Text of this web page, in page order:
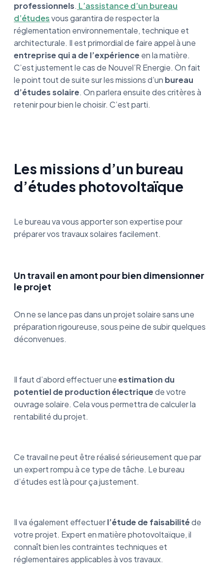
professionnels. L’assistance d’un bureau
d’étudesvous garantira de respecter la
réglementation environnementale, technique et
architecturale. Il est primordial de faire appel à une
entreprise qui a de l’expérience en la matière.
C’est justement le cas de Nouvel’R Energie. On fait
le point tout de suite sur les missions d’un bureau
d’études solaire. On parlera ensuite des critères à
retenir pour bien le choisir. C’est parti.
Les missions d’un bureau
d’études photovoltaïque
Le bureau va vous apporter son expertise pour
préparer vos travaux solaires facilement.
Un travail en amont pour bien dimensionner
le projet
On ne se lance pas dans un projet solaire sans une
préparation rigoureuse, sous peine de subir quelques
déconvenues.
Il faut d’abord effectuer uneestimation du
potentiel de production électriquede votre
ouvrage solaire. Cela vous permettra de calculer la
rentabilité du projet.
Ce travail ne peut être réalisé sérieusement que par
un expert rompu à ce type de tâche. Le bureau
d’études est là pour ça justement.
Il va également effectuerl’étude de faisabilitéde
votre projet. Expert en matière photovoltaïque, il
connaît bien les contraintes techniques et
réglementaires applicables à vos travaux.